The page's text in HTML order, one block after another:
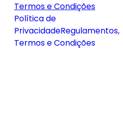
Termos e Condições
Política de
PrivacidadeRegulamentos,
Termos e Condições